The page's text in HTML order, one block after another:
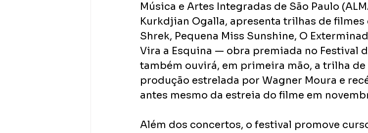
Música e Artes Integradas de São Paulo
Kurkdjian Ogalla, apresenta trilhas de
Shrek, Pequena Miss Sunshine, O
Vira a Esquina — obra premiada no Festival
também ouvirá, em primeira mão, a trilha de
produção estrelada por Wagner Moura e
antes mesmo da estreia do filme em
Além dos concertos, o festival promove